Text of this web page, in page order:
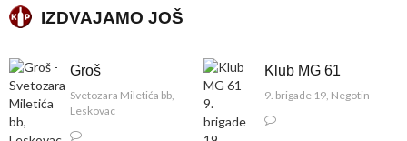
IZDVAJAMO JOŠ
Groš
Svetozara Miletića bb,
Leskovac
Klub MG 61
9. brigade 19, Negotin